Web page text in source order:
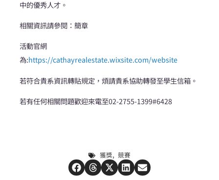
中的優秀人才。
相關資訊請參閱：簡章
活動官網
為:https://cathayrealestate.wixsite.com/website
若符合貴系資訊轉貼規定，煩請貴系協助轉發至學生信箱。
若有任何相關問題歡迎來電至02-2755-1399#6428
獲獎, 競賽